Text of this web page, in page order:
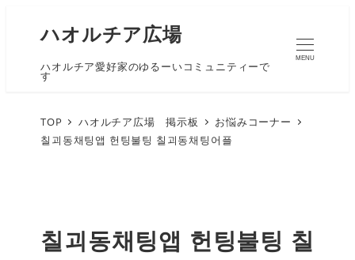
ハオルチア広場
ハオルチア愛好家のゆるーいコミュニティーで
す
MENU
TOP ハオルチア広場 掲示板
お悩みコーナー
칠괴동채팅앱 헌팅불팅 칠괴동채팅어플
칠괴동채팅앱 헌팅불팅 칠